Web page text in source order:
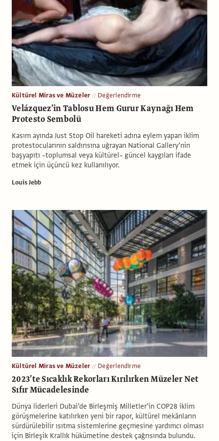
Kültürel Miras ve Müzeler Değerlendirme
Velázquez’in Tablosu Hem Gurur Kaynağı Hem
Protesto Sembolü
Kasım ayında Just Stop Oil hareketi adına eylem yapan iklim
protestocularının saldırısına uğrayan National Gallery’nin
başyapıtı –toplumsal veya kültürel– güncel kaygıları ifade
etmek için üçüncü kez kullanılıyor.
Louis Jebb
Kültürel Miras ve Müzeler Değerlendirme
2023’te Sıcaklık Rekorları Kırılırken Müzeler Net
Sıfır Mücadelesinde
Dünya liderleri Dubai’de Birleşmiş Milletler’in COP28 iklim
görüşmelerine katılırken yeni bir rapor, kültürel mekânların
sürdürülebilir ısıtma sistemlerine geçmesine yardımcı olması
için Birleşik Krallık hükümetine destek çağrısında bulundu.